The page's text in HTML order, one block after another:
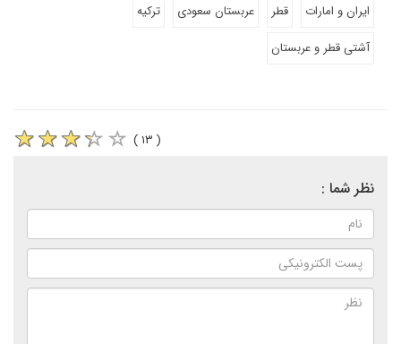
ایران و امارات
قطر عربستان سعودی
ترکیه
آشتی قطر و عربستان
( ۱۳ )
نظر شما :